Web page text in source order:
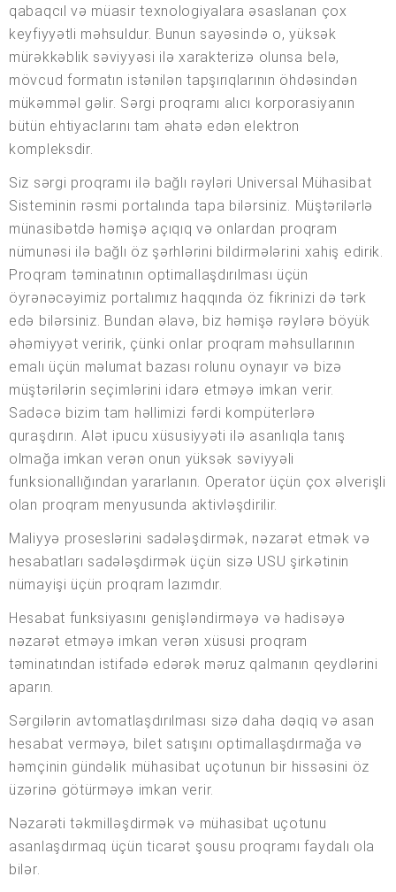
qabaqcıl və müasir texnologiyalara əsaslanan çox
keyfiyyətli məhsuldur. Bunun sayəsində o, yüksək
mürəkkəblik səviyyəsi ilə xarakterizə olunsa belə,
mövcud formatın istənilən tapşırıqlarının öhdəsindən
mükəmməl gəlir. Sərgi proqramı alıcı korporasiyanın
bütün ehtiyaclarını tam əhatə edən elektron
kompleksdir.
Siz sərgi proqramı ilə bağlı rəyləri Universal Mühasibat
Sisteminin rəsmi portalında tapa bilərsiniz. Müştərilərlə
münasibətdə həmişə açıqıq və onlardan proqram
nümunəsi ilə bağlı öz şərhlərini bildirmələrini xahiş edirik.
Proqram təminatının optimallaşdırılması üçün
öyrənəcəyimiz portalımız haqqında öz fikrinizi də tərk
edə bilərsiniz. Bundan əlavə, biz həmişə rəylərə böyük
əhəmiyyət veririk, çünki onlar proqram məhsullarının
emalı üçün məlumat bazası rolunu oynayır və bizə
müştərilərin seçimlərini idarə etməyə imkan verir.
Sadəcə bizim tam həllimizi fərdi kompüterlərə
quraşdırın. Alət ipucu xüsusiyyəti ilə asanlıqla tanış
olmağa imkan verən onun yüksək səviyyəli
funksionallığından yararlanın. Operator üçün çox əlverişli
olan proqram menyusunda aktivləşdirilir.
Maliyyə proseslərini sadələşdirmək, nəzarət etmək və
hesabatları sadələşdirmək üçün sizə USU şirkətinin
nümayişi üçün proqram lazımdır.
Hesabat funksiyasını genişləndirməyə və hadisəyə
nəzarət etməyə imkan verən xüsusi proqram
təminatından istifadə edərək məruz qalmanın qeydlərini
aparın.
Sərgilərin avtomatlaşdırılması sizə daha dəqiq və asan
hesabat verməyə, bilet satışını optimallaşdırmağa və
həmçinin gündəlik mühasibat uçotunun bir hissəsini öz
üzərinə götürməyə imkan verir.
Nəzarəti təkmilləşdirmək və mühasibat uçotunu
asanlaşdırmaq üçün ticarət şousu proqramı faydalı ola
bilər.